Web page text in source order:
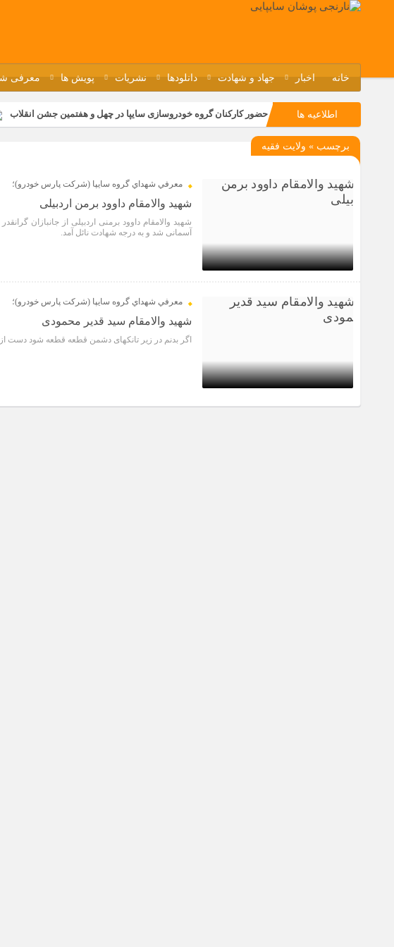
خانه اخبار جهاد و شهادت دانلودها نشریات پویش ها معرفی
اطلاعیه ها حضور کارکنان گروه خودروسازی سایپا در چهل و هفتمین جشن انقلاب
مسابقات ورزشی در مگاموتوربا استقبال کارکنان برگزار شد
مراسم گرامیداشت سالروز آزادسازی خرمشهر در نمازخانه فاطمیه
برچسب » ولایت فقیه
معرفي شهداي گروه سايپا (شركت پارس خودرو)؛
شهید والامقام داوود برمن اردبیلی
آسمانی شد و به درجه شهادت نائل آمد.
4 سال قبل
معرفي شهداي گروه سايپا (شركت پارس خودرو)؛
شهید والامقام سید قدیر محمودی
اگر بدنم در زیر تانکهای دشمن قطعه قطعه شود دست